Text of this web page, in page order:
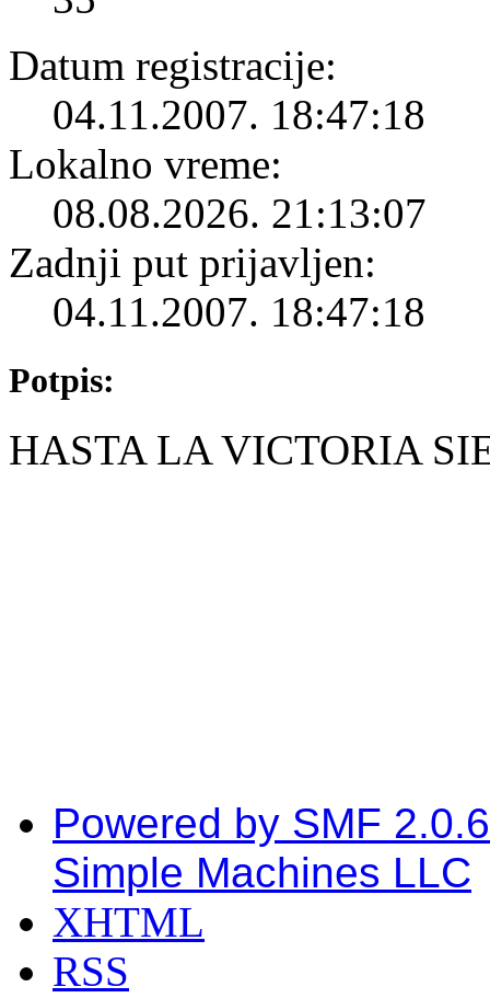
Datum registracije:
04.11.2007. 18:47:18
Lokalno vreme:
08.08.2026. 21:13:07
Zadnji put prijavljen:
04.11.2007. 18:47:18
Potpis:
HASTA LA VICTORIA
Powered by SMF 2.0.6
Simple Machines LLC
XHTML
RSS